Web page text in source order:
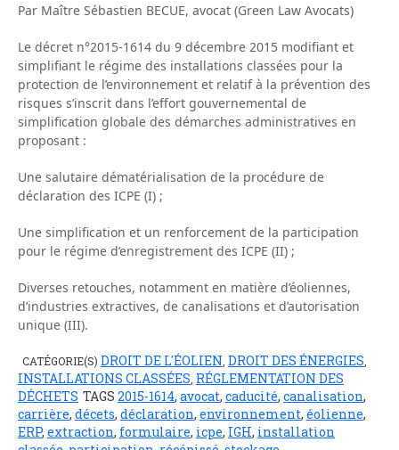
Par Maître Sébastien BECUE, avocat (Green Law Avocats)
Le décret n°2015-1614 du 9 décembre 2015 modifiant et
simplifiant le régime des installations classées pour la
protection de l’environnement et relatif à la prévention des
risques s’inscrit dans l’effort gouvernemental de
simplification globale des démarches administratives en
proposant :
Une salutaire dématérialisation de la procédure de
déclaration des ICPE (I) ;
Une simplification et un renforcement de la participation
pour le régime d’enregistrement des ICPE (II) ;
Diverses retouches, notamment en matière d’éoliennes,
d’industries extractives, de canalisations et d’autorisation
unique (III).
CATÉGORIE(S) DROIT DE L'ÉOLIEN, DROIT DES ÉNERGIES,
INSTALLATIONS CLASSÉES, RÉGLEMENTATION DES
DÉCHETS TAGS 2015-1614, avocat, caducité, canalisation,
carrière, décets, déclaration, environnement, éolienne,
ERP, extraction, formulaire, icpe, IGH, installation